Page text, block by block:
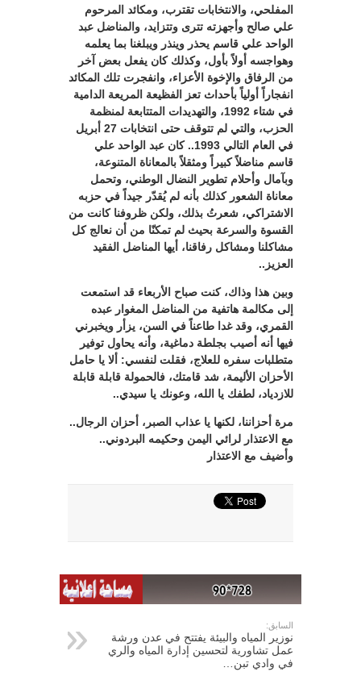
المفلحي، والانتخابات تقترب، ومكائد المرحوم
علي صالح وأجهزته تترى وتتزايد، والمناضل عبد
الواحد علي قاسم يحذر وينذر ويبلغنا بما يعلمه
وهواجسه أولاً بأول، وكذلك كان يفعل بعض آخر
من الرفاق والإخوة الأعزاء، وانفجرت تلك المكائد
انفجاراً أولياً بأحداث تعز الفظيعة المريعة الدامية
في شتاء 1992، والتهديدات المتتابعة لمنظمة
الحزب، والتي لم تتوقف حتى انتخابات 27 أبريل
في العام التالي 1993.. كان عبد الواحد علي
قاسم مناضلاً كبيراً ومثقلاً بالمعاناة المتنوعة،
وبآمال وأحلام تطوير النضال الوطني، وتحمل
معاناة الشعور كذلك بأنه لم يُقدّر جيداً في حزبه
الاشتراكي، شعرتُ بذلك، ولكن ظروفنا كانت من
القسوة والسرعة بحيث لم تمكنّا من أن نعالج كل
مشاكلنا ومشاكل رفاقنا، أيها المناضل الفقيد
العزيز..
وبين هذا وذاك، كنت صباح الأربعاء قد استمعت
إلى مكالمة هاتفية من المناضل المغوار عبده
القمري، وقد غدا طاعناً في السن، يزأر ويخبرني
فيها أنه أصيب بجلطة دماغية، وأنه يحاول توفير
متطلبات سفره للعلاج، فقلت لنفسي: ألا يا حامل
الأحزان الأليمة، شد قامتك، فالحمولة قابلة قابلة
للازدياد، لطفك يا الله، وعونك يا سيدي..
مرة أحزاننا، لكنها يا عذاب الصبر، أحزان الرجال..
مع الاعتذار لرائي اليمن وحكيمه البردوني..
وأضيف مع الاعتذار
السابق:
نوزير المياه والبيئة يفتتح في عدن ورشة
عمل تشاورية لتحسين إدارة المياه والري
في وادي تبن…